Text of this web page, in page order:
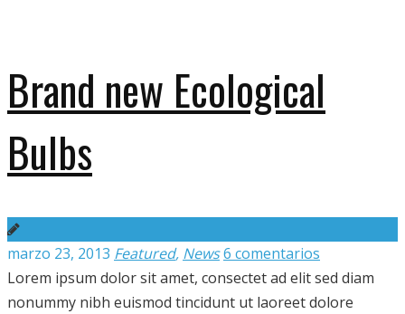
Brand new Ecological
Bulbs
marzo 23, 2013 Featured, News6 comentarios
Lorem ipsum dolor sit amet, consectet ad elit sed diam
nonummy nibh euismod tincidunt ut laoreet dolore